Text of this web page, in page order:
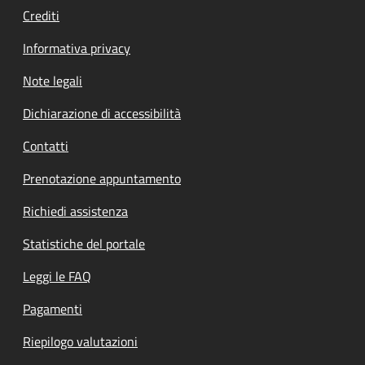
Crediti
Informativa privacy
Note legali
Dichiarazione di accessibilità
Contatti
Prenotazione appuntamento
Richiedi assistenza
Statistiche del portale
Leggi le FAQ
Pagamenti
Riepilogo valutazioni